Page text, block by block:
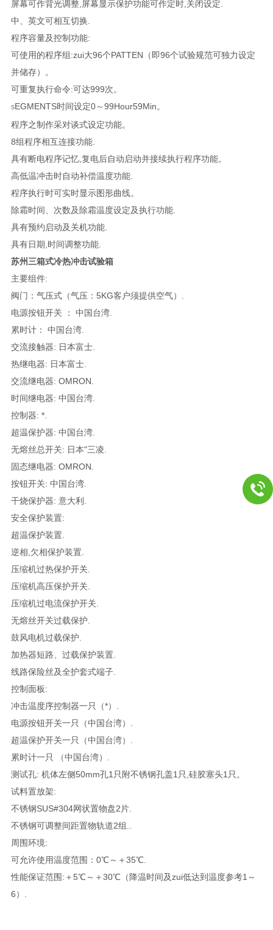
屏幕可作背光调整,屏幕显示保护功能可作定时,关闭设定.
中、英文可相互切换.
程序容量及控制功能:
可使用的程序组:zui大96个PATTEN（即96个试验规范可独力设定
并储存）。
可重复执行命令:可达999次。
SEGMENTS时间设定0～99Hour59Min。
程序之制作采对谈式设定功能。
8组程序相互连接功能.
具有断电程序记忆,复电后自动启动并接续执行程序功能。
高低温冲击时自动补偿温度功能.
程序执行时可实时显示图形曲线。
除霜时间、次数及除霜温度设定及执行功能.
具有预约启动及关机功能.
具有日期,时间调整功能.
苏州三箱式冷热冲击试验箱
主要组件:
阀门：气压式（气压：5KG客户须提供空气）.
电源按钮开关 ： 中国台湾.
累时计： 中国台湾.
交流接触器: 日本富士.
热继电器: 日本富士.
交流继电器: OMRON.
时间继电器: 中国台湾.
控制器: *.
超温保护器: 中国台湾.
无熔丝总开关: 日本"三凌.
固态继电器: OMRON.
按钮开关: 中国台湾.
干烧保护器: 意大利.
安全保护装置:
超温保护装置.
逆相,欠相保护装置.
压缩机过热保护开关.
压缩机高压保护开关.
压缩机过电流保护开关.
无熔丝开关过载保护.
鼓风电机过载保护.
加热器短路、过载保护装置.
线路保险丝及全护套式端子.
控制面板:
冲击温度序控制器一只（*）.
电源按钮开关一只（中国台湾）.
超温保护开关一只（中国台湾）.
累时计一只 （中国台湾）.
测试孔: 机体左侧50mm孔1只附不锈钢孔盖1只,硅胶塞头1只。
试料置放架:
不锈钢SUS#304网状置物盘2片.
不锈钢可调整间距置物轨道2组..
周围环境:
可允许使用温度范围：0℃～＋35℃.
性能保证范围:＋5℃～＋30℃（降温时间及zui低达到温度参考1～
6）.